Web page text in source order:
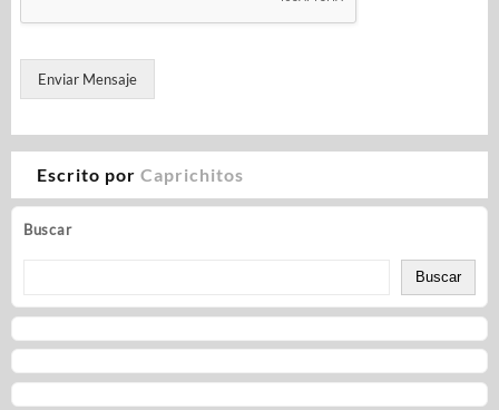
Buscar
Buscar
Enviar Mensaje
Escrito por Caprichitos